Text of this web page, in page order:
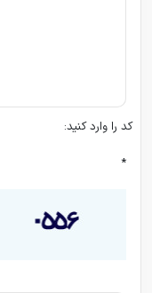
کد را وارد کنید:
*